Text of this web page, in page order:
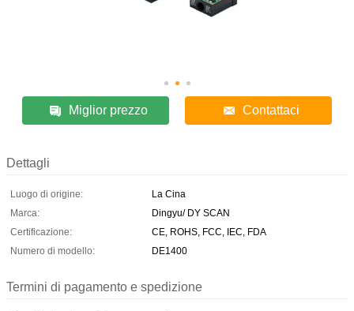
Miglior prezzo Contattaci
Dettagli
Luogo di origine:
La Cina
Marca:
Dingyu/ DY SCAN
Certificazione:
CE, ROHS, FCC, IEC, FDA
Numero di modello:
DE1400
Termini di pagamento e spedizione